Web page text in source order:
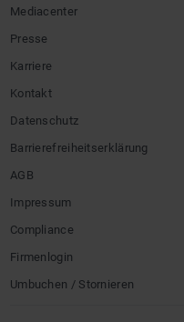
Mediacenter
Presse
Karriere
Kontakt
Datenschutz
Barrierefreiheitserklärung
AGB
Impressum
Compliance
Firmenlogin
Umbuchen / Stornieren